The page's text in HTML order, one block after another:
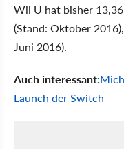
Wii U hat bisher
(Stand: Oktober
Juni 2016).
Auch interessant:
Launch der Switch